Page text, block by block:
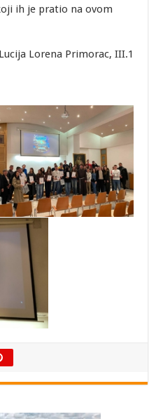
ih je pratio na ovom
Lorena Primorac, III.1